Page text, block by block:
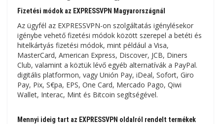
Fizetési módok az EXPRESSVPN Magyarországnál
Az ügyfél az EXPRESSVPN-on szolgáltatás igénylésekor
igénybe vehető fizetési módok között szerepel a betéti és
hitelkártyás fizetési módok, mint például a Visa,
MasterCard, American Express, Discover, JCB, Diners
Club, valamint a köztük lévő egyéb alternatívák a PayPal.
digitális platformon, vagy Unión Pay, iDeal, Sofort, Giro
Pay, Pix, S€pa, EPS, One Card, Mercado Pago, Qiwi
Wallet, Interac, Mint és Bitcoin segítségével.
Mennyi ideig tart az EXPRESSVPN oldalról rendelt termékek